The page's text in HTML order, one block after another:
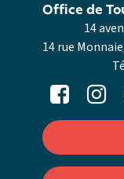
14
14 rue
Office de